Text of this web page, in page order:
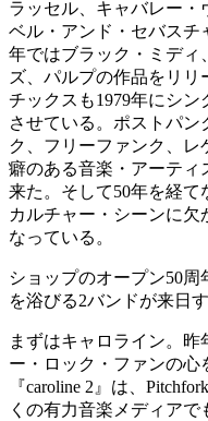
ラッセル、キャバレー・
ベル・アンド・セバスチ
年ではブラック・ミディ
ズ、パルプの作品をリ
チックスも1979年にシ
させている。ポストパ
ク、フリーファンク、レ
癖のある音楽・アーティ
来た。そして50年を経て
カルチャー・シーンに
なっている。
ショップのオープン50
を浴びる2バンドが来日す
まずはキャロライン。昨
ー・ロック・ファンの心
『caroline 2』は、
くの有力音楽メディア